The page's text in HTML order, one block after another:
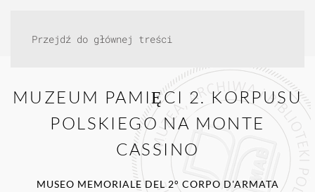
Przejdź do głównej treści
MUZEUM PAMIĘCI 2. KORPUSU
POLSKIEGO NA MONTE
CASSINO
MUSEO MEMORIALE DEL 2° CORPO D'ARMATA